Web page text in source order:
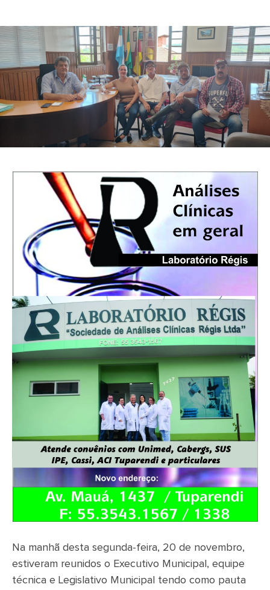
Na manhã desta segunda-feira, 20 de novembro,
estiveram reunidos o Executivo Municipal, equipe
técnica e Legislativo Municipal tendo como pauta